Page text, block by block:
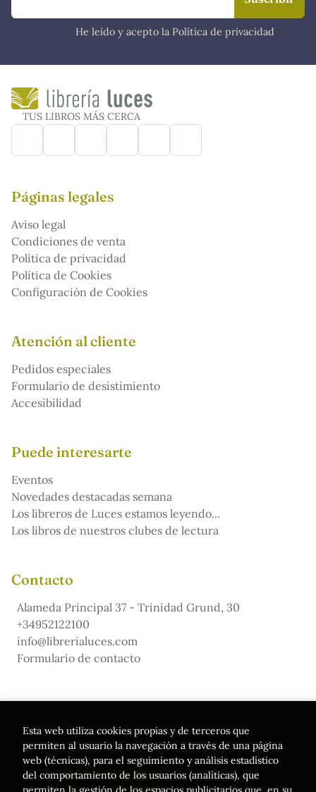
He leído y acepto la Política de privacidad
TUS LIBROS MÁS CERCA
Páginas legales
Aviso legal
Condiciones de venta
Política de privacidad
Política de Cookies
Configuración de Cookies
Atención al cliente
Pedidos especiales
Formulario de desistimiento
Accesibilidad
Puede interesarte
Eventos
Novedades destacadas semana
Los libreros de Luces estamos leyendo...
Los libros de nuestros clubes de lectura
Contacto
Alameda Principal 37 - Trinidad Grund, 30
+34952122100
info@librerialuces.com
Formulario de contacto
Cómic y de la Lectura
Esta web utiliza cookies propias y de terceros que
permiten al usuario la navegación a través de una página
web (técnicas), para el seguimiento y análisis estadístico
del comportamiento de los usuarios (analíticas), que